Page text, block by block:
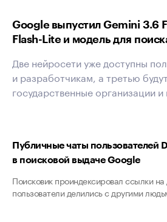
Google выпустил Gemini 3.6
Flash-Lite и модель для
Две нейросети уже доступны
и разработчикам, а третью
государственные организации
Публичные чаты пользователей
в поисковой выдаче Google
Поисковик проиндексировал ссылки
пользователи делились с другими